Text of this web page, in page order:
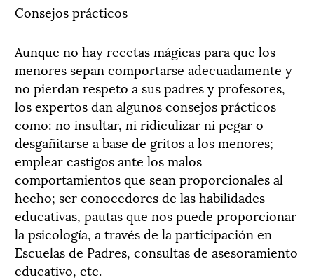
Consejos prácticos
Aunque no hay recetas mágicas para que los
menores sepan comportarse adecuadamente y
no pierdan respeto a sus padres y profesores,
los expertos dan algunos consejos prácticos
como: no insultar, ni ridiculizar ni pegar o
desgañitarse a base de gritos a los menores;
emplear castigos ante los malos
comportamientos que sean proporcionales al
hecho; ser conocedores de las habilidades
educativas, pautas que nos puede proporcionar
la psicología, a través de la participación en
Escuelas de Padres, consultas de asesoramiento
educativo, etc.